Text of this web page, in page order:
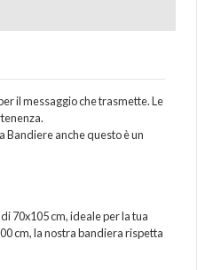
il messaggio che trasmette. Le
Bandiere anche questo è un
70x105 cm, ideale per la tua
cm, la nostra bandiera rispetta